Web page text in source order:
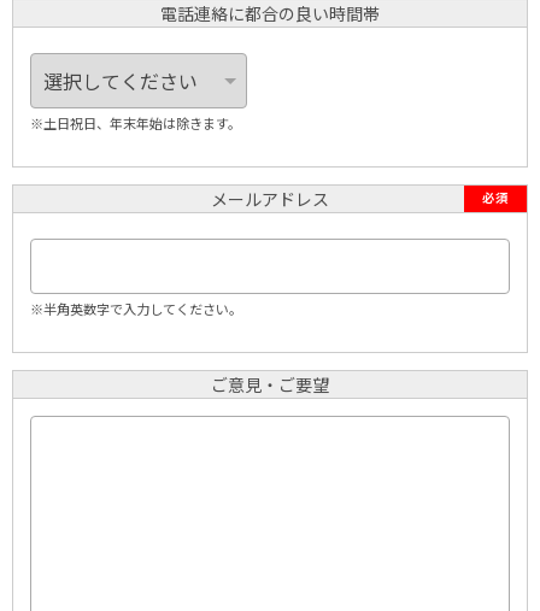
電話連絡に都合の良い時間帯
※土日祝日、年末年始は除きます。
メールアドレス 必須
※半角英数字で入力してください。
ご意見・ご要望